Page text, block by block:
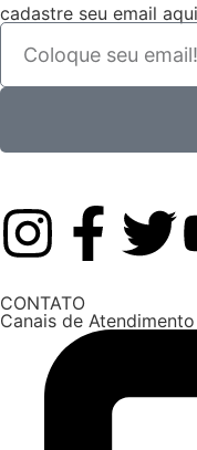
cadastre seu email
CONTATO
Canais de Atendimento